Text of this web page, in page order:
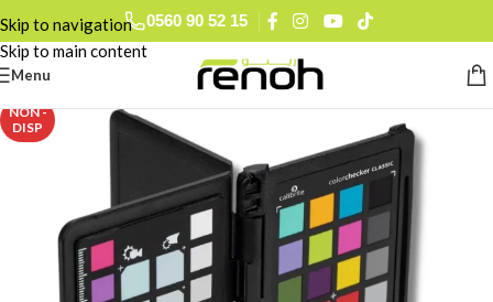
Skip to navigation
Skip to main content
0560 90 52 15
Menu
NON -
DISP